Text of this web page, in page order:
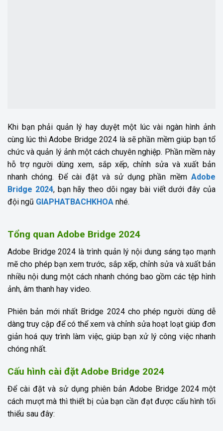
Khi bạn phải quản lý hay duyệt một lúc vài ngàn hình ảnh
cùng lúc thì Adobe Bridge 2024 là sẽ phần mềm giúp bạn tổ
chức và quản lý ảnh một cách chuyên nghiệp. Phần mềm này
hỗ trợ người dùng xem, sắp xếp, chỉnh sửa và xuất bản
nhanh chóng. Để cài đặt và sử dụng phần mềm Adobe
Bridge 2024, bạn hãy theo dõi ngay bài viết dưới đây của
đội ngũ GIAPHATBACHKHOA nhé.
Tổng quan Adobe Bridge 2024
Adobe Bridge 2024 là trình quản lý nội dung sáng tạo mạnh
mẽ cho phép bạn xem trước, sắp xếp, chỉnh sửa và xuất bản
nhiều nội dung một cách nhanh chóng bao gồm các tệp hình
ảnh, âm thanh hay video.
Phiên bản mới nhất Bridge 2024 cho phép người dùng dễ
dàng truy cập để có thể xem và chỉnh sửa hoạt loạt giúp đơn
giản hoá quy trình làm việc, giúp bạn xử lý công việc nhanh
chóng nhất.
Cấu hình cài đặt Adobe Bridge 2024
Để cài đặt và sử dụng phiên bản Adobe Bridge 2024 một
cách mượt mà thì thiết bị của bạn cần đạt được cấu hình tối
thiểu sau đây: